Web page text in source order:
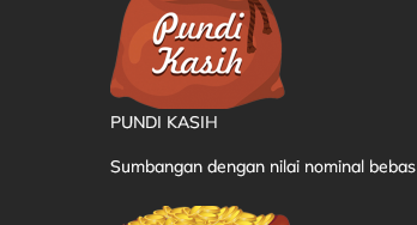
PUNDI KASIH
Sumbangan dengan nilai nominal bebas